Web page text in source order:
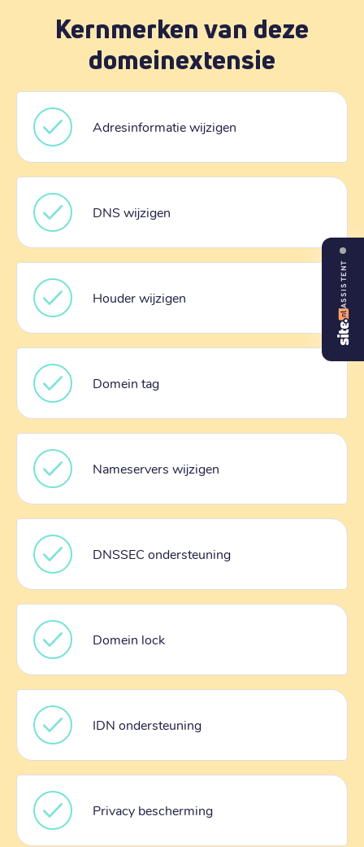
Kernmerken van deze
domeinextensie
Adresinformatie wijzigen
DNS wijzigen
Houder wijzigen
Domein tag
Nameservers wijzigen
DNSSEC ondersteuning
Domein lock
IDN ondersteuning
Privacy bescherming
ASSISTENT